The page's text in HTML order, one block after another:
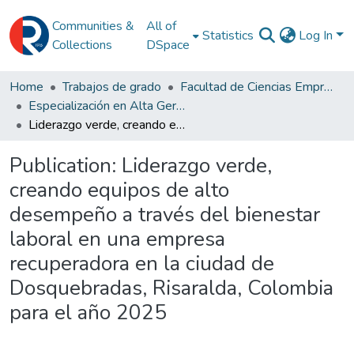
Communities &
Collections
All of
DSpace
Statistics Log In
Home Trabajos de grado
Facultad de Ciencias Empresariales
Especialización en Alta Gerencia
Liderazgo verde, creando equipos de alto desempeño a través del bienestar laboral en una empresa recuperadora en la ciudad de Dosquebradas, Risaralda, Colombia para el año 2025
Publication: Liderazgo verde,
creando equipos de alto
desempeño a través del bienestar
laboral en una empresa
recuperadora en la ciudad de
Dosquebradas, Risaralda, Colombia
para el año 2025